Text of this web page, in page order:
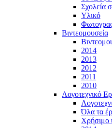
Σχολεία
Υλικό
Βιντεομουσεία
2014
2013
2012
2011
2010
Λογοτεχνικό
Όλα τα
Χρήσιμο